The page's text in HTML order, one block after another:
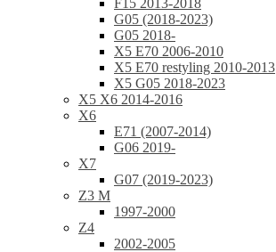
F15 2013-2018
G05 (2018-2023)
G05 2018-
X5 E70 2006-2010
X5 E70 restyling 2010-2013
X5 G05 2018-2023
X5 X6 2014-2016
X6
E71 (2007-2014)
G06 2019-
X7
G07 (2019-2023)
Z3 M
1997-2000
Z4
2002-2005